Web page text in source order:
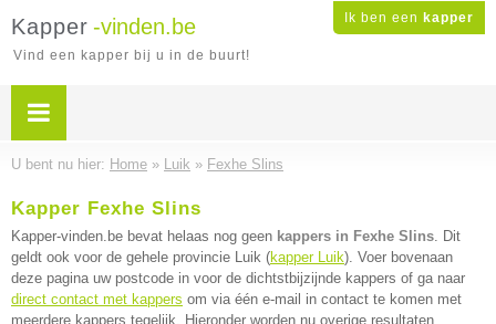
Ik ben een kapper
Kapper -vinden.be
Vind een kapper bij u in de buurt!
U bent nu hier: Home » Luik » Fexhe Slins
Kapper Fexhe Slins
Kapper-vinden.be bevat helaas nog geen kappers in Fexhe Slins. Dit
geldt ook voor de gehele provincie Luik (kapper Luik). Voer bovenaan
deze pagina uw postcode in voor de dichtstbijzijnde kappers of ga naar
direct contact met kappers om via één e-mail in contact te komen met
meerdere kappers tegelijk. Hieronder worden nu overige resultaten